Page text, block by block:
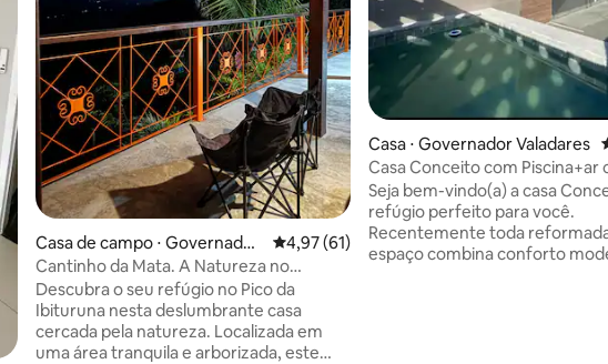
Casa de campo ⋅ Governador
Valadares
4,97 de uma avaliação média de 5, 61
4,97 (61)
Cantinho da Mata. A Natureza no
Quintal. Ibituruna
Descubra o seu refúgio no Pico da
Ibituruna nesta deslumbrante casa
cercada pela natureza. Localizada em
uma área tranquila e arborizada, este
Casa ⋅ Governador Valadares
Casa Conceito com Piscina+ar
exc.localização
Seja bem-vindo(a) a casa
refúgio perfeito para você.
Recentemente toda
espaço combina conforto